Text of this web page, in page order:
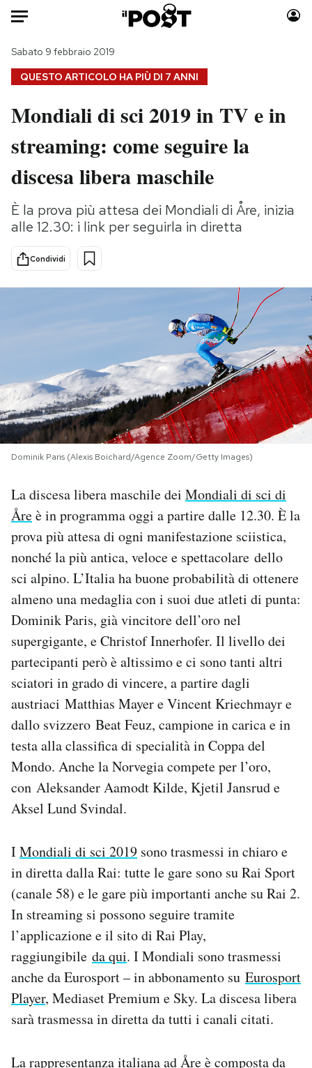
HOME
Italia
Politica
Tecnologia
Scienza
Economia
Moda
Consumismi
Storie/Idee
Media
NEWSLETTER
I MIEI PREFERITI
CALENDARIO
AREA PERSONALE
Area Personale
Newsletter
Notifiche mobile
Hai bisogno di aiuto?
Esci
QUESTO ARTICOLO HA PIÙ DI 7 ANNI
Sabato 9 febbraio 2019
Mondiali di sci 2019 in TV e in
streaming: come seguire la
discesa libera maschile
È la prova più attesa dei Mondiali di Åre, inizia
alle 12.30: i link per seguirla in diretta
Condividi
Dominik Paris (Alexis Boichard/Agence Zoom/Getty Images)
La discesa libera maschile dei Mondiali di sci di
Åreè in programma oggi a partire dalle 12.30. È la
prova più attesa di ogni manifestazione sciistica,
nonché la più antica, veloce e spettacolare dello
sci alpino. L’Italia ha buone probabilità di ottenere
almeno una medaglia con i suoi due atleti di punta:
Dominik Paris, già vincitore dell’oro nel
supergigante, e Christof Innerhofer. Il livello dei
partecipanti però è altissimo e ci sono tanti altri
sciatori in grado di vincere, a partire dagli
austriaci Matthias Mayer e Vincent Kriechmayr e
dallo svizzero Beat Feuz, campione in carica e in
testa alla classifica di specialità in Coppa del
Mondo. Anche la Norvegia compete per l’oro,
con Aleksander Aamodt Kilde, Kjetil Jansrud e
Aksel Lund Svindal.
IMondiali di sci 2019 sono trasmessi in chiaro e
in diretta dalla Rai: tutte le gare sono su Rai Sport
(canale 58) e le gare più importanti anche su Rai 2.
In streaming si possono seguire tramite
l’applicazione e il sito di Rai Play,
raggiungibile da qui. I Mondiali sono trasmessi
anche da Eurosport – in abbonamento su Eurosport
Player, Mediaset Premium e Sky. La discesa libera
sarà trasmessa in diretta da tutti i canali citati.
La rappresentanza italiana ad Åre è composta da